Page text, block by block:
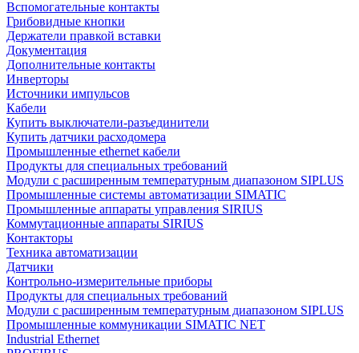
Вспомогательные контакты
Грибовидные кнопки
Держатели правкой вставки
Документация
Дополнительные контакты
Инверторы
Источники импульсов
Кабели
Купить выключатели-разъединители
Купить датчики расходомера
Промышленные ethernet кабели
Продукты для специальных требований
Модули с расширенным температурным диапазоном SIPLUS
Промышленные системы автоматизации SIMATIC
Промышленные аппараты управления SIRIUS
Коммутационные аппараты SIRIUS
Контакторы
Техника автоматизации
Датчики
Контрольно-измерительные приборы
Продукты для специальных требований
Модули с расширенным температурным диапазоном SIPLUS
Промышленные коммуникации SIMATIC NET
Industrial Ethernet